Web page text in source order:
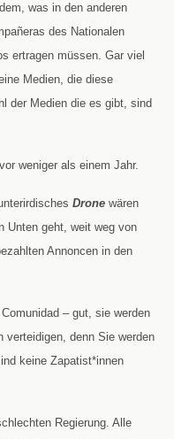
was in den anderen
des Nationalen
ertragen müssen. Gar viel
Medien, die diese
der Medien die es gibt, sind
weniger als einem Jahr.
Drone wären
Unten geht, weit weg von
Annoncen in den
– gut, sie werden
verteidigen, denn Sie werden
keine Zapatist*innen
Regierung. Alle